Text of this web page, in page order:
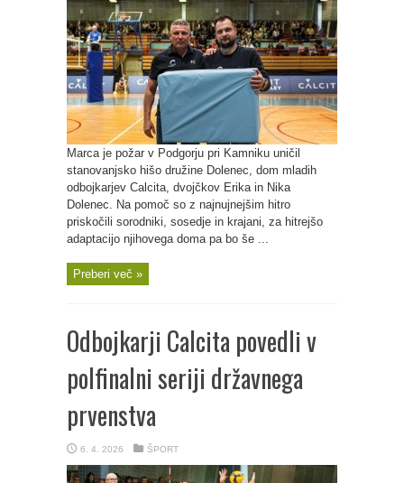
Marca je požar v Podgorju pri Kamniku uničil
stanovanjsko hišo družine Dolenec, dom mladih
odbojkarjev Calcita, dvojčkov Erika in Nika
Dolenec. Na pomoč so z najnujnejšim hitro
priskočili sorodniki, sosedje in krajani, za hitrejšo
adaptacijo njihovega doma pa bo še ...
Preberi več »
Odbojkarji Calcita povedli v
polfinalni seriji državnega
prvenstva
6. 4. 2026 ŠPORT